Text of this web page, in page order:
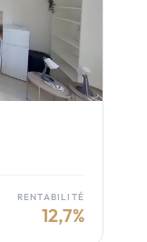
RENTABILITÉ
12,7%